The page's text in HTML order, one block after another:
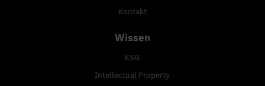
Kontakt
Wissen
ESG
Intellectual Property